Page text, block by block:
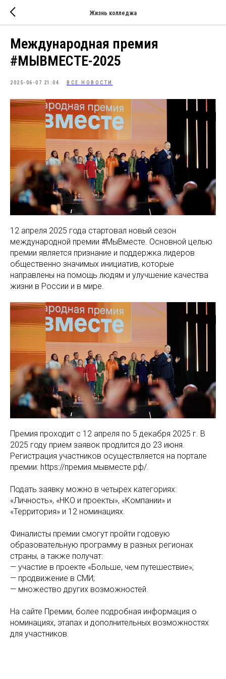
Жизнь колледжа
Международная премия
#МЫВМЕСТЕ-2025
2025-06-07 21:04 ВСЕ НОВОСТИ
12 апреля 2025 года стартовал новый сезон
международной премии #МыВместе. Основной целью
премии является признание и поддержка лидеров
общественно значимых инициатив, которые
направлены на помощь людям и улучшение качества
жизни в России и в мире.
Премия проходит с 12 апреля по 5 декабря 2025 г. В
2025 году прием заявок продлится до 23 июня.
Регистрация участников осуществляется на портале
премии: https://премия.мывместе.рф/.
Подать заявку можно в четырех категориях:
«Личность», «НКО и проекты», «Компании» и
«Территория» и 12 номинациях.
Финалисты премии смогут пройти годовую
образовательную программу в разных регионах
страны, а также получат:
— участие в проекте «Больше, чем путешествие»;
— продвижение в СМИ;
— множество других возможностей.
На сайте Премии, более подробная информация о
номинациях, этапах и дополнительных возможностях
для участников.